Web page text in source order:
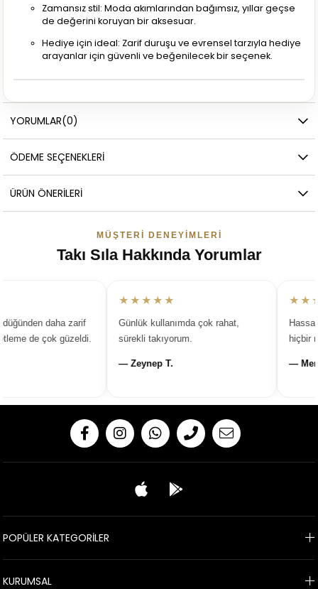
Zamansız stil: Moda akımlarından bağımsız, yıllar geçse
de değerini koruyan bir aksesuar.
Hediye için ideal: Zarif duruşu ve evrensel tarzıyla hediye
arayanlar için güvenli ve beğenilecek bir seçenek.
YORUMLAR(0)
ÖDEME SEÇENEKLERI
ÜRÜN ÖNERILERI
MÜŞTERI DENEYIMLERI
Takı Sıla Hakkında Yorumlar
daha zarif
de çok güzeldi.
★★★★★
Günlük kullanımda çok rahat,
sürekli takıyorum.
— Zeynep T.
Hassas
hiçbir
—
POPÜLER KATEGORİLER
KURUMSAL